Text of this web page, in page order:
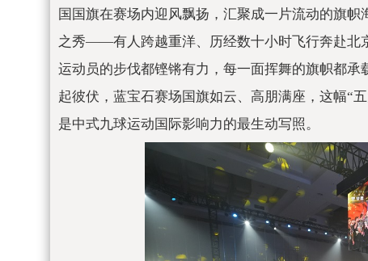
国国旗在赛场内迎风飘扬，汇聚成一片流动的旗
之秀——有人跨越重洋、历经数十小时飞行奔赴北
运动员的步伐都铿锵有力，每一面挥舞的旗帜都
起彼伏，蓝宝石赛场国旗如云、高朋满座，这幅“
是中式九球运动国际影响力的最生动写照。